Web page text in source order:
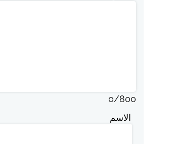
0/800
الاسم